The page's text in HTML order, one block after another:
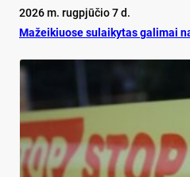
2026 m. rugpjūčio 7 d.
Mažeikiuose sulaikytas galimai